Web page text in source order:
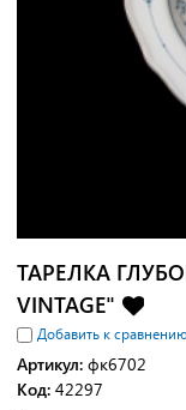
ТАРЕЛКА
VINTAGE"
Добавить к
Артикул: фк6702
Код: 42297